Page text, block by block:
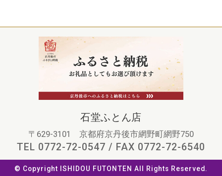
石堂ふとん店
〒629-3101 京都府京丹後市網野町網野750
TEL 0772-72-0547 / FAX 0772-72-6540
© Copyright ISHIDOU FUTONTEN All Rights Reserved.